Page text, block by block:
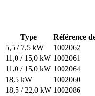
Type Référence
5,5 / 7,5 kW
1002062
11,0 / 15,0 kW 1002061
11,0 / 15,0 kW 1002064
18,5 kW
1002060
18,5 / 22,0 kW 1002086